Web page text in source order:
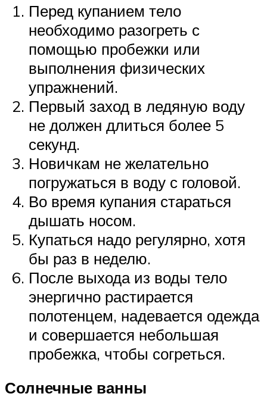
Перед купанием тело
необходимо разогреть с
помощью пробежки или
выполнения физических
упражнений.
Первый заход в ледяную воду
не должен длиться более 5
секунд.
Новичкам не желательно
погружаться в воду с головой.
Во время купания стараться
дышать носом.
Купаться надо регулярно, хотя
бы раз в неделю.
После выхода из воды тело
энергично растирается
полотенцем, надевается одежда
и совершается небольшая
пробежка, чтобы согреться.
Солнечные ванны